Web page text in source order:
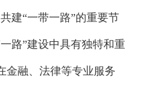
建“一带一路”的重要节
路”建设中具有独特和重
金融、法律等专业服务